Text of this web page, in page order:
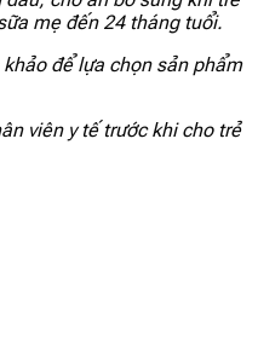
3.2
74 550
mẹ đến 24 tháng tuổi.
để lựa chọn sản phẩm
viên y tế trước khi cho trẻ